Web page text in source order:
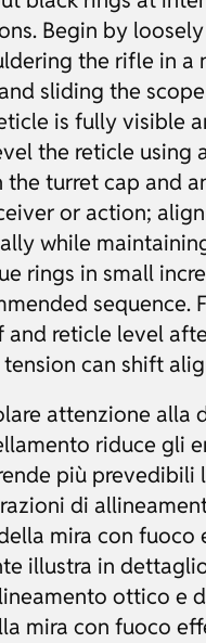
Begin by
the rifle in a
sliding the
is fully visible
the reticle using
turret cap and
or action;
while
rings in small
sequence.
and reticle level
can shift
attenzione alla
riduce gli
più prevedibili
di
mira con fuoco
illustra in
ottico e
mira con fuoco